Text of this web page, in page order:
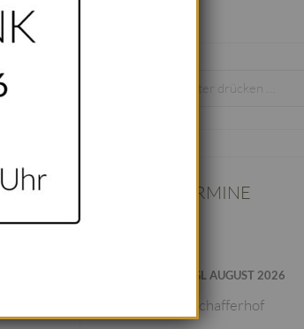
SCHANKTERMINE
ZOIGL AUGUST 2026
Schafferhof